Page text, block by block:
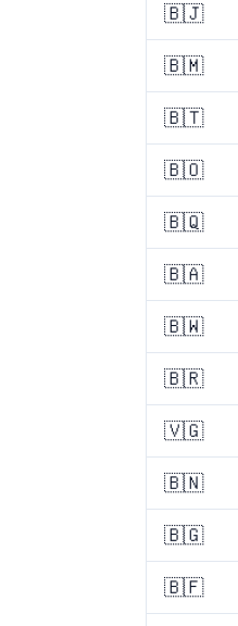
🇧🇯
🇧🇲
🇧🇹
🇧🇴
🇧🇶
🇧🇦
🇧🇼
🇧🇷
🇻🇬
🇧🇳
🇧🇬
🇧🇫